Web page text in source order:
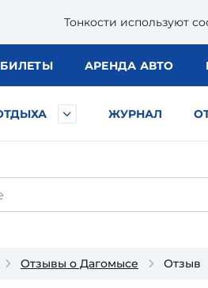
Тонкости используют
БИЛЕТЫ АРЕНДА АВТО
ЖУРНАЛ
Отзывы о Дагомысе Отзыв